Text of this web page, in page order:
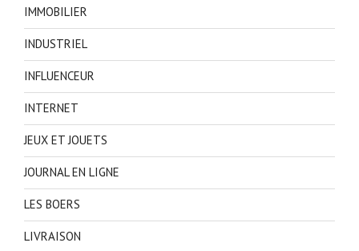
IMMOBILIER
INDUSTRIEL
INFLUENCEUR
INTERNET
JEUX ET JOUETS
JOURNAL EN LIGNE
LES BOERS
LIVRAISON